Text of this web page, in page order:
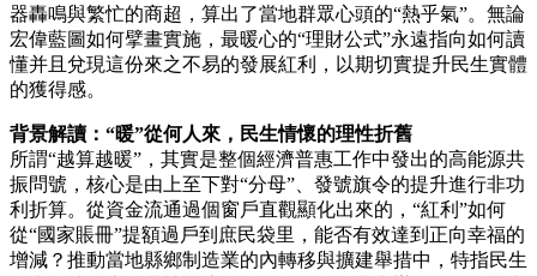
器轟鳴與繁忙的商超，算出了當地群眾心頭的“熱乎氣”。無論
宏偉藍圖如何擘畫實施，最暖心的“理財公式”永遠指向如何讀
懂并且兌現這份來之不易的發展紅利，以期切實提升民生實體
的獲得感。
背景解讀：“暖”從何人來，民生情懷的理性折舊
所謂“越算越暖”，其實是整個經濟普惠工作中發出的高能源共
振問號，核心是由上至下對“分母”、發號旗令的提升進行非功
利折算。從資金流通過個窗戶直觀顯化出來的，“紅利”如何
從“國家賬冊”提額過戶到庶民袋里，能否有效達到正向幸福的
增減？推動當地縣鄉制造業的內轉移與擴建舉措中，特指民生